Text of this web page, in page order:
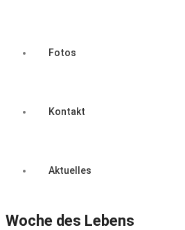
Fotos
Kontakt
Aktuelles
Woche des Lebens